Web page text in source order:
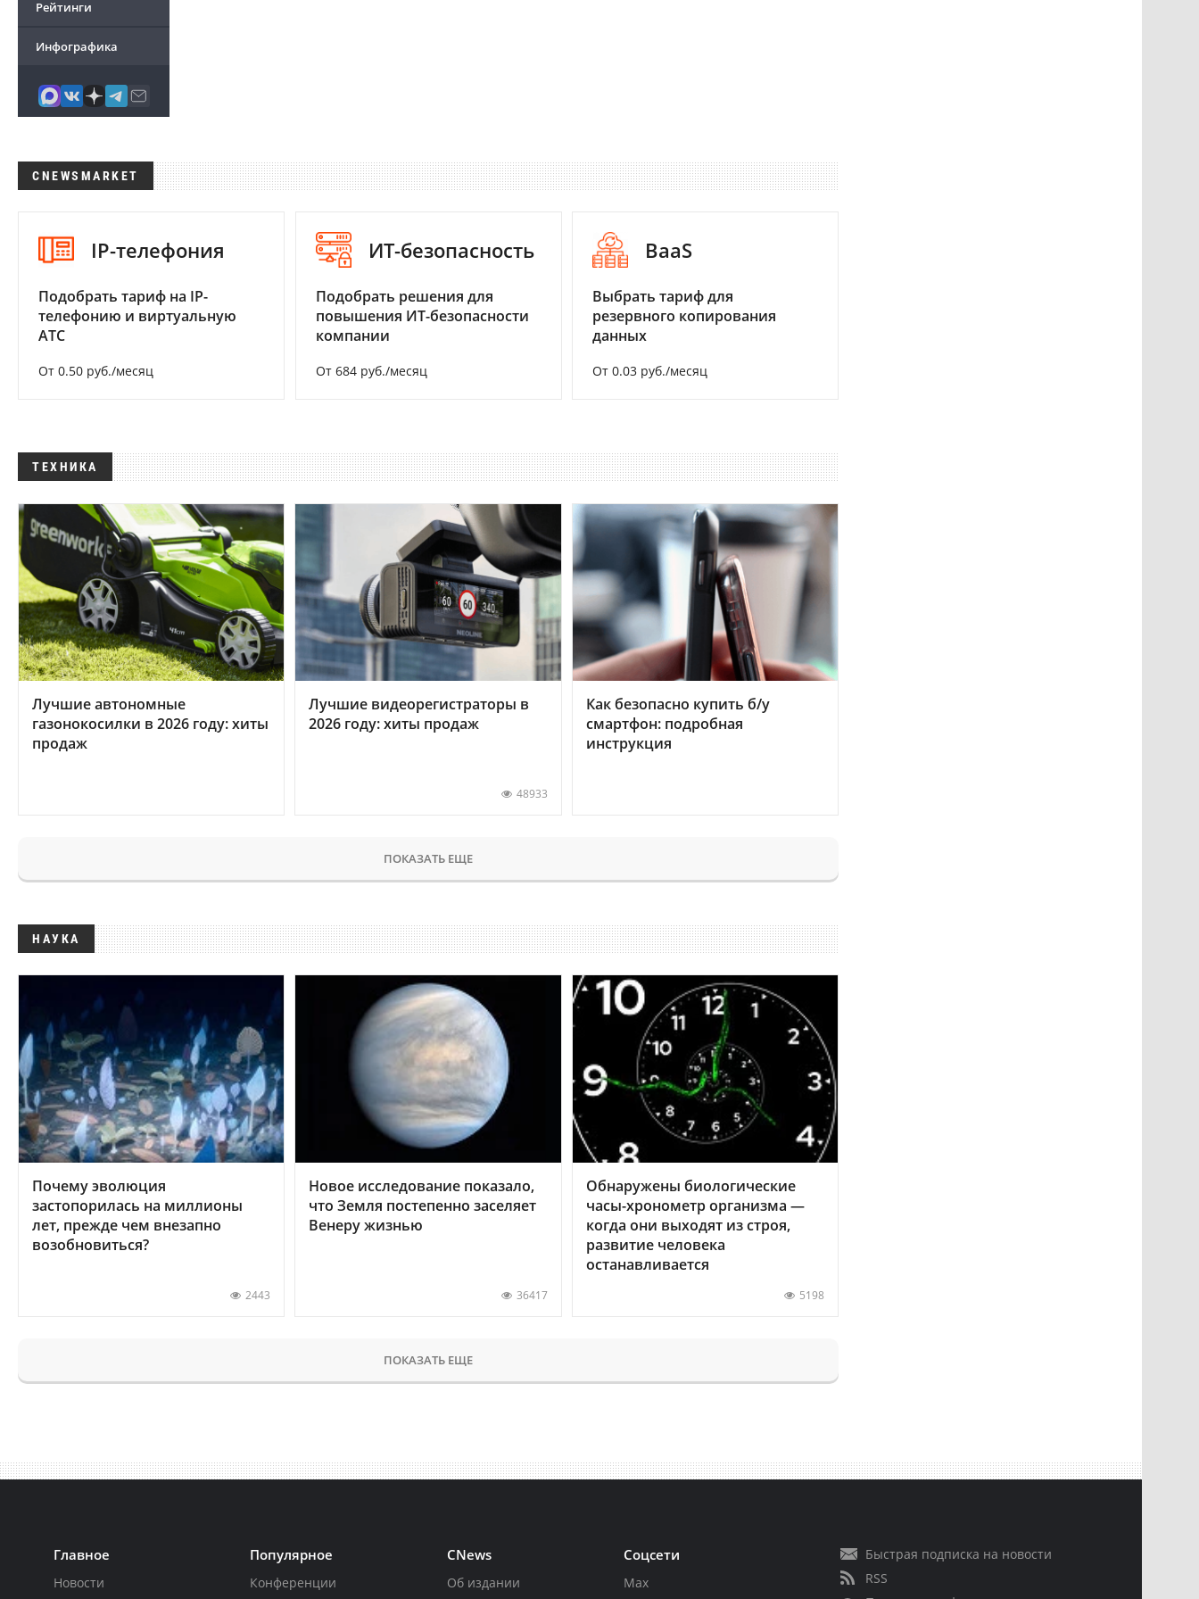
Рейтинги
Инфографика
CNEWSMARKET
IP-телефония
Подобрать тариф на IP-
телефонию и виртуальную
АТС
От 0.50 руб./месяц
ИТ-безопасность
Подобрать решения для
повышения ИТ-безопасности
компании
От 684 руб./месяц
BaaS
Выбрать тариф для
резервного копирования
данных
От 0.03 руб./месяц
ТЕХНИКА
Лучшие автономные
газонокосилки в 2026 году: хиты
продаж
Лучшие видеорегистраторы в
2026 году: хиты продаж
48933
Как безопасно купить б/у
смартфон: подробная
инструкция
ПОКАЗАТЬ ЕЩЕ
НАУКА
Почему эволюция
застопорилась на миллионы
лет, прежде чем внезапно
возобновиться?
2443
Новое исследование показало,
что Земля постепенно заселяет
Венеру жизнью
36417
Обнаружены биологические
часы-хронометр организма —
когда они выходят из строя,
развитие человека
останавливается
5198
ПОКАЗАТЬ ЕЩЕ
Главное
Новости
Популярное
Конференции
CNews
Об издании
Соцсети
Max
Быстрая подписка на новости
RSS